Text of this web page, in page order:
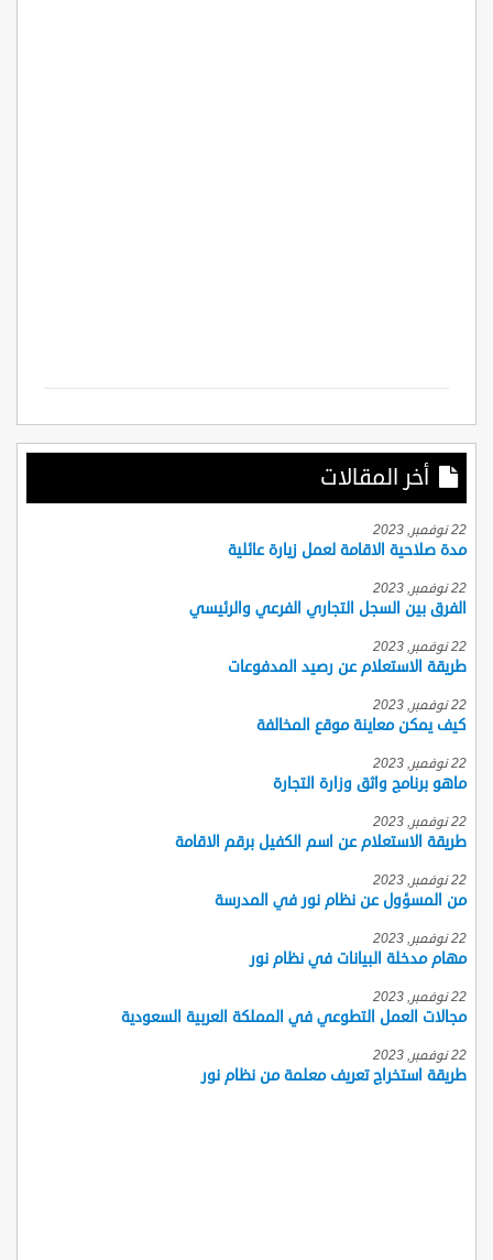
أخر المقالات
22 نوفمبر, 2023
مدة صلاحية الاقامة لعمل زيارة عائلية
22 نوفمبر, 2023
الفرق بين السجل التجاري الفرعي والرئيسي
22 نوفمبر, 2023
طريقة الاستعلام عن رصيد المدفوعات
22 نوفمبر, 2023
كيف يمكن معاينة موقع المخالفة
22 نوفمبر, 2023
ماهو برنامج واثق وزارة التجارة
22 نوفمبر, 2023
طريقة الاستعلام عن اسم الكفيل برقم الاقامة
22 نوفمبر, 2023
من المسؤول عن نظام نور في المدرسة
22 نوفمبر, 2023
مهام مدخلة البيانات في نظام نور
22 نوفمبر, 2023
مجالات العمل التطوعي في المملكة العربية السعودية
22 نوفمبر, 2023
طريقة استخراج تعريف معلمة من نظام نور